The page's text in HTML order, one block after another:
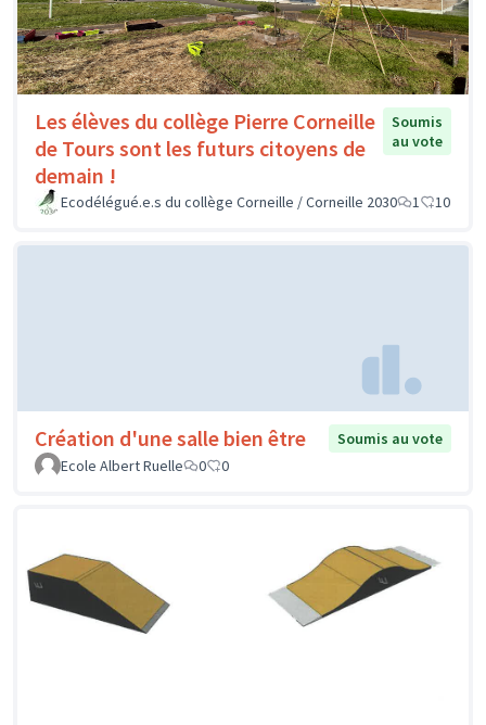
Les élèves du collège Pierre Corneille
de Tours sont les futurs citoyens de
demain !
Soumis
au vote
Ecodélégué.e.s du collège Corneille / Corneille 2030 1 10
Création d'une salle bien être
Soumis au vote
Ecole Albert Ruelle
0 0